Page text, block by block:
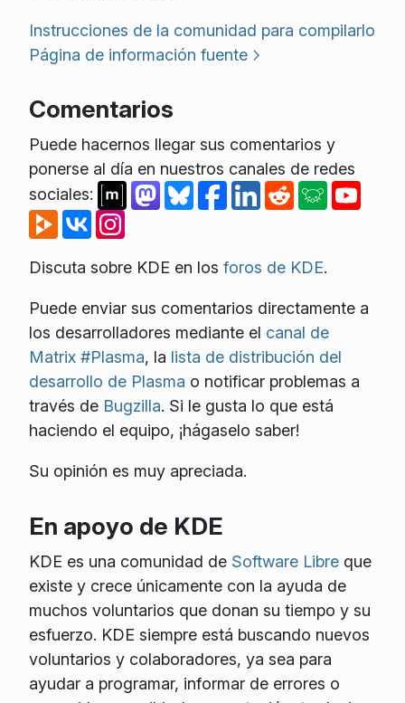
Instrucciones de la comunidad para compilarlo
Página de información fuente
Comentarios
Puede hacernos llegar sus comentarios y
ponerse al día en nuestros canales de redes
sociales:
Discuta sobre KDE en los foros de KDE.
Puede enviar sus comentarios directamente a
los desarrolladores mediante el canal de
Matrix #Plasma, la lista de distribución del
desarrollo de Plasma o notificar problemas a
través de Bugzilla. Si le gusta lo que está
haciendo el equipo, ¡hágaselo saber!
Su opinión es muy apreciada.
En apoyo de KDE
KDE es una comunidad de Software Libreque
existe y crece únicamente con la ayuda de
muchos voluntarios que donan su tiempo y su
esfuerzo. KDE siempre está buscando nuevos
voluntarios y colaboradores, ya sea para
ayudar a programar, informar de errores o